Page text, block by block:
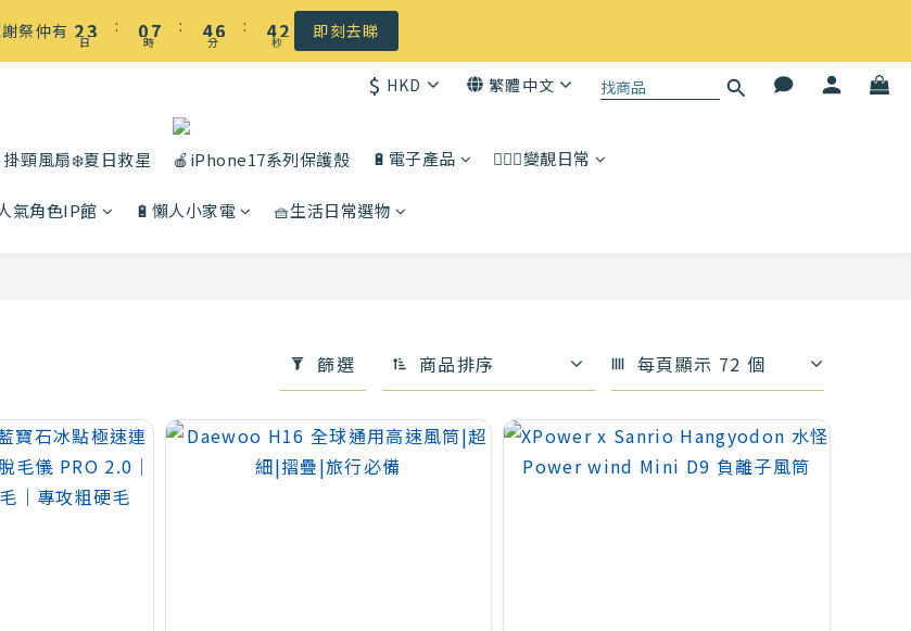
☀️ 盛夏感謝祭低至5折｜滿$500 全港免運
祭仲有 2
1
3
2
日
:
07
6
1
時
:
4
3
0
6
5
2
0
分
:
4
3
0
1
0
秒 即刻去睇
$ HKD 繁體中文
頸風扇❄️夏日救星 🍎iPhone17系列保護殼 🔋電子產品 💆🏻‍♀️變靚日常
氣角色IP館 🔋懶人小家電 🧺生活日常選物
篩選 商品排序 每頁顯示 72 個